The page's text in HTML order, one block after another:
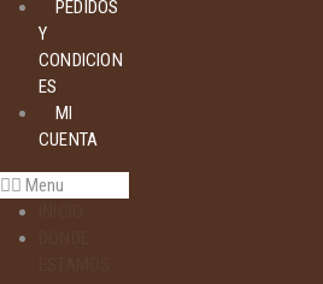
PEDIDOS
Y
CONDICION
ES
MI
CUENTA
Menu